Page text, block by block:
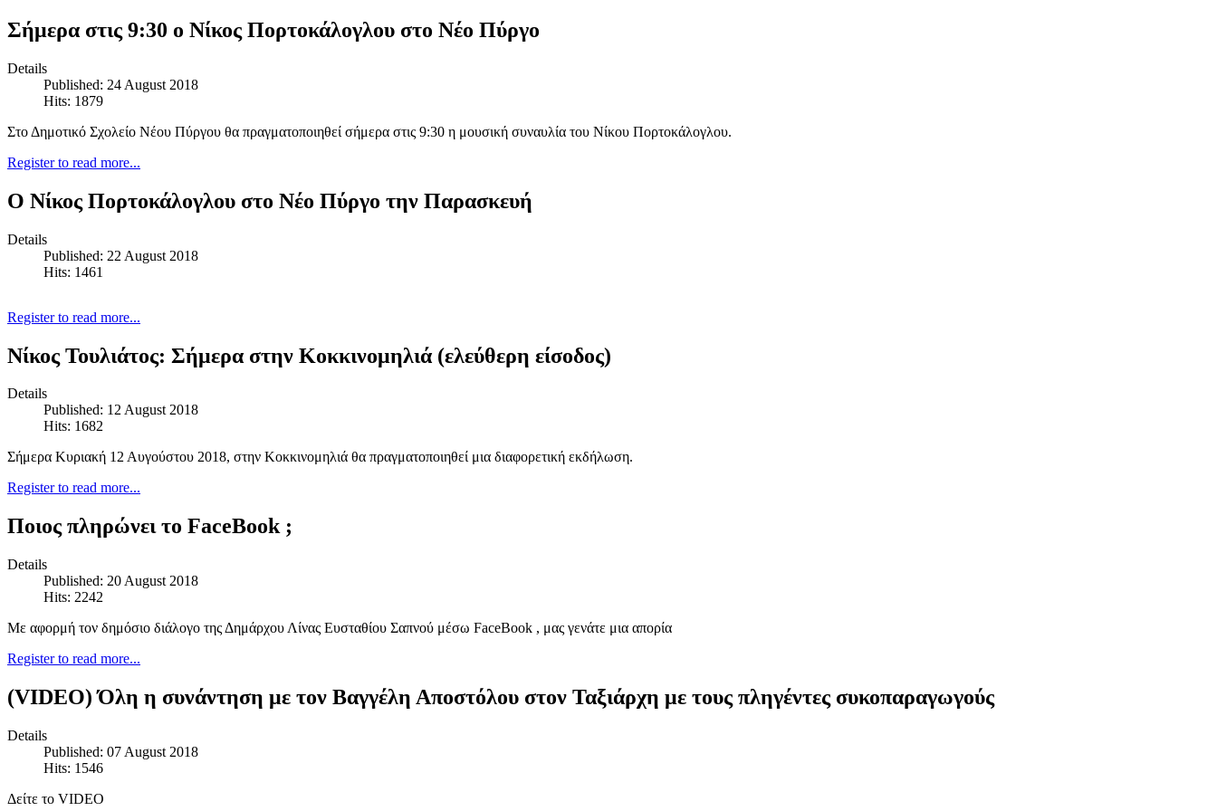
Σήμερα στις 9:30 ο Νίκος Πορτοκάλογλου στο Νέο Πύργο
Details
Published: 24 August 2018
Hits: 1879
Στο Δημοτικό Σχολείο Νέου Πύργου θα πραγματοποιηθεί σήμερα στις 9:30 η μουσική συναυλία του Νίκου Πορτοκάλογλου.
Register to read more...
Ο Νίκος Πορτοκάλογλου στο Νέο Πύργο την Παρασκευή
Details
Published: 22 August 2018
Hits: 1461
Register to read more...
Νίκος Τουλιάτος: Σήμερα στην Κοκκινομηλιά (ελεύθερη είσοδος)
Details
Published: 12 August 2018
Hits: 1682
Σήμερα Κυριακή 12 Αυγούστου 2018, στην Κοκκινομηλιά θα πραγματοποιηθεί μια διαφορετική εκδήλωση.
Register to read more...
Ποιος πληρώνει το FaceBook ;
Details
Published: 20 August 2018
Hits: 2242
Με αφορμή τον δημόσιο διάλογο της Δημάρχου Λίνας Ευσταθίου Σαπνού μέσω FaceBook , μας γενάτε μια απορία
Register to read more...
(VIDEO) Όλη η συνάντηση με τον Βαγγέλη Αποστόλου στον Ταξιάρχη με τους πληγέντες συκοπαραγωγούς
Details
Published: 07 August 2018
Hits: 1546
Δείτε το VIDEO